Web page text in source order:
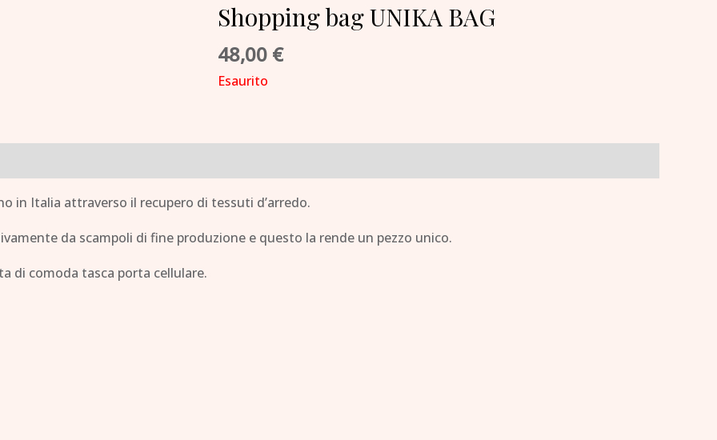
Shopping bag UNIKA BAG
48,00 €
Esaurito
in Italia attraverso il recupero di tessuti d’arredo.
da scampoli di fine produzione e questo la rende un pezzo unico.
di comoda tasca porta cellulare.